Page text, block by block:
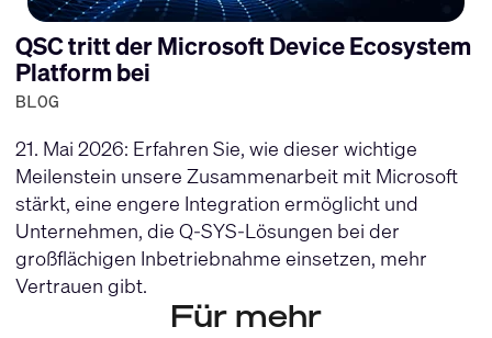
QSC tritt der Microsoft Device Ecosystem
Platform bei
BLOG
21. Mai 2026: Erfahren Sie, wie dieser wichtige
Meilenstein unsere Zusammenarbeit mit Microsoft
stärkt, eine engere Integration ermöglicht und
Unternehmen, die Q-SYS-Lösungen bei der
großflächigen Inbetriebnahme einsetzen, mehr
Vertrauen gibt.
Für mehr